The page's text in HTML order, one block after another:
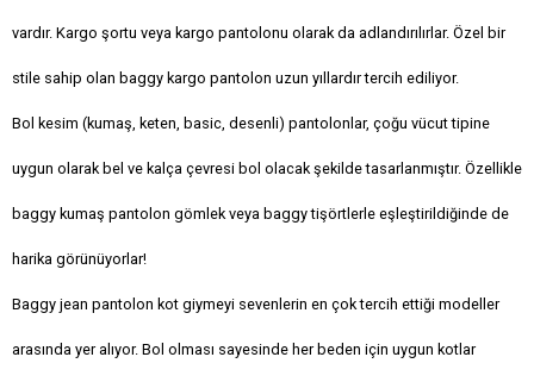
vardır. Kargo şortu veya kargo pantolonu olarak da adlandırılırlar. Özel bir
stile sahip olan baggy kargo pantolon uzun yıllardır tercih ediliyor.
Bol kesim (kumaş, keten, basic, desenli) pantolonlar, çoğu vücut tipine
uygun olarak bel ve kalça çevresi bol olacak şekilde tasarlanmıştır. Özellikle
baggy kumaş pantolon gömlek veya baggy tişörtlerle eşleştirildiğinde de
harika görünüyorlar!
Baggy jean pantolon kot giymeyi sevenlerin en çok tercih ettiği modeller
arasında yer alıyor. Bol olması sayesinde her beden için uygun kotlar